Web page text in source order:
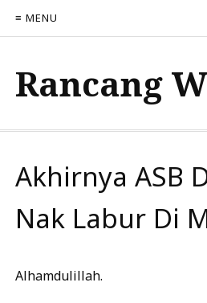
≡ MENU
Rancang
Akhirnya ASB
Nak Labur Di
Alhamdulillah.